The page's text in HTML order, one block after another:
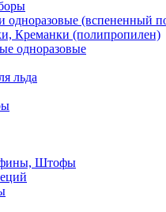
одноразовые (вспененный
Креманки (полипропилен)
одноразовые
льда
Штофы